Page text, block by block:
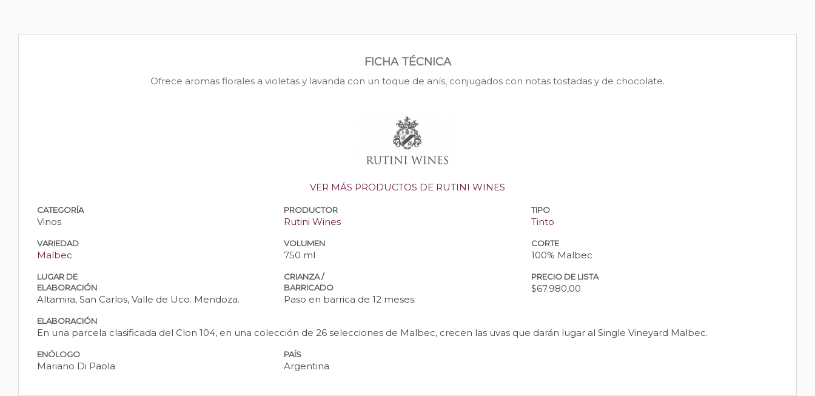
FICHA TÉCNICA
Ofrece aromas florales a violetas y lavanda con un toque de anís, conjugados con notas tostadas y de chocolate.
VER MÁS PRODUCTOS DE RUTINI WINES
CATEGORÍA
Vinos
PRODUCTOR
Rutini Wines
TIPO
Tinto
VARIEDAD
Malbec
VOLUMEN
750 ml
CORTE
100% Malbec
LUGAR DE
ELABORACIÓN
Altamira, San Carlos, Valle de Uco. Mendoza.
CRIANZA /
BARRICADO
Paso en barrica de 12 meses.
PRECIO DE LISTA
$67.980,00
ELABORACIÓN
En una parcela clasificada del Clon 104, en una colección de 26 selecciones de Malbec, crecen las uvas que darán lugar al Single Vineyard Malbec.
ENÓLOGO
Mariano Di Paola
PAÍS
Argentina